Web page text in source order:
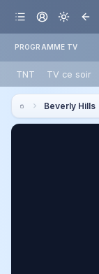
PROGRAMME TV
TNT TV ce soir
Beverly Hills